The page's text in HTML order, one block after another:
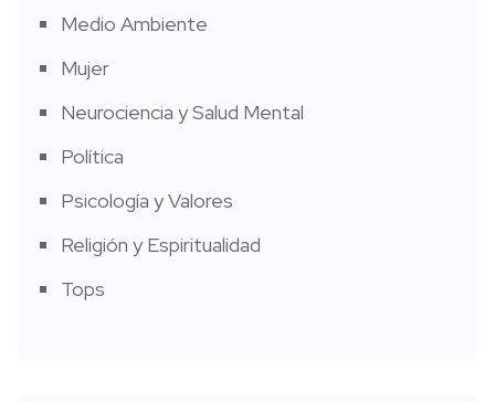
Medio Ambiente
Mujer
Neurociencia y Salud Mental
Política
Psicología y Valores
Religión y Espiritualidad
Tops